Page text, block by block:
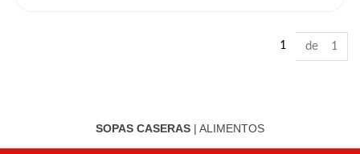
1 de 1
SOPAS CASERAS | ALIMENTOS